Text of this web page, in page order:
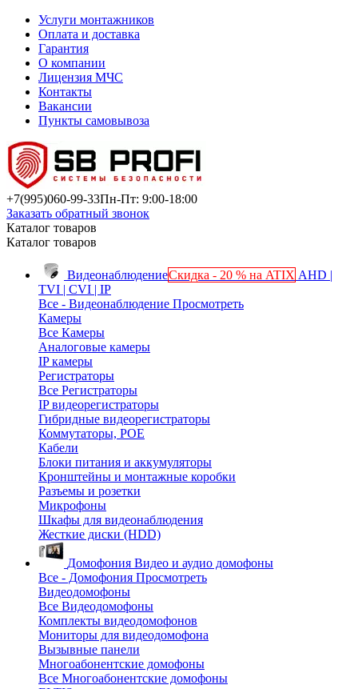
Услуги монтажников
Оплата и доставка
Гарантия
О компании
Лицензия МЧС
Контакты
Вакансии
Пункты самовывоза
+7(995)060-99-33Пн-Пт: 9:00-18:00
Заказать обратный звонок
Каталог товаров
Каталог товаров
ВидеонаблюдениеСкидка - 20 % на ATIX AHD |
TVI | CVI | IP
Все - Видеонаблюдение Просмотреть
Камеры
Все Камеры
Аналоговые камеры
IP камеры
Регистраторы
Все Регистраторы
IP видеорегистраторы
Гибридные видеорегистраторы
Коммутаторы, POE
Кабели
Блоки питания и аккумуляторы
Кронштейны и монтажные коробки
Разъемы и розетки
Микрофоны
Шкафы для видеонаблюдения
Жесткие диски (HDD)
Домофония Видео и аудио домофоны
Все - Домофония Просмотреть
Видеодомофоны
Все Видеодомофоны
Комплекты видеодомофонов
Мониторы для видеодомофона
Вызывные панели
Многоабонентские домофоны
Все Многоабонентские домофоны